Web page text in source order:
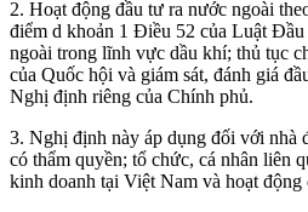
2. Hoạt động đầu tư ra nước ngoài
điểm d khoản 1 Điều 52 của Luật
ngoài trong lĩnh vực dầu khí; thủ tục
của Quốc hội và giám sát, đánh giá
Nghị định riêng của Chính phủ.
3. Nghị định này áp dụng đối với nhà
có thẩm quyền; tổ chức, cá nhân liên
kinh doanh tại Việt Nam và hoạt động